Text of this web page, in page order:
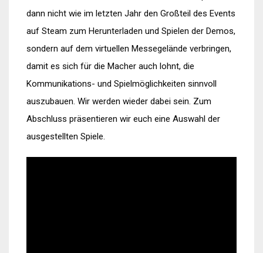
dann nicht wie im letzten Jahr den Großteil des Events
auf Steam zum Herunterladen und Spielen der Demos,
sondern auf dem virtuellen Messegelände verbringen,
damit es sich für die Macher auch lohnt, die
Kommunikations- und Spielmöglichkeiten sinnvoll
auszubauen. Wir werden wieder dabei sein. Zum
Abschluss präsentieren wir euch eine Auswahl der
ausgestellten Spiele.